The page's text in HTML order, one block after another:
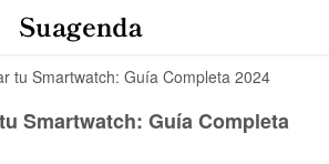
tu Smartwatch: Guía Completa 2024
Smartwatch: Guía Completa